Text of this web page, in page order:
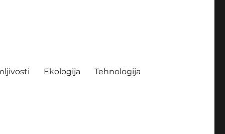
Ekologija Tehnologija